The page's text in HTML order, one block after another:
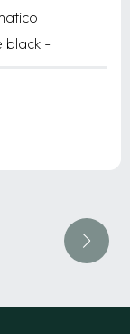
black -